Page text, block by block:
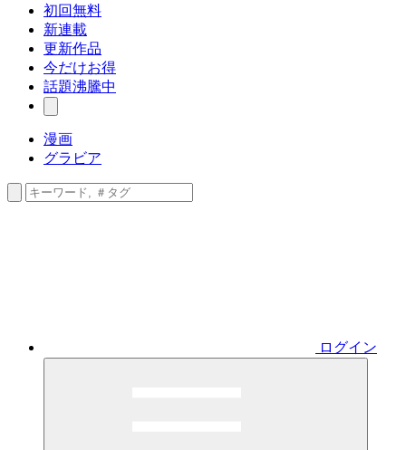
初回無料
新連載
更新作品
今だけお得
話題沸騰中
漫画
グラビア
ログイン